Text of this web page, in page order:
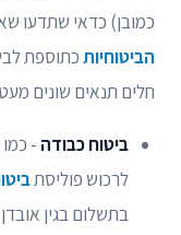
כמובן) כדאי שתדעו
הביטוחיותכתוספת
חלים תנאים שונים
ביטוח כבודה -
לרכוש פוליסת
בתשלום בגין